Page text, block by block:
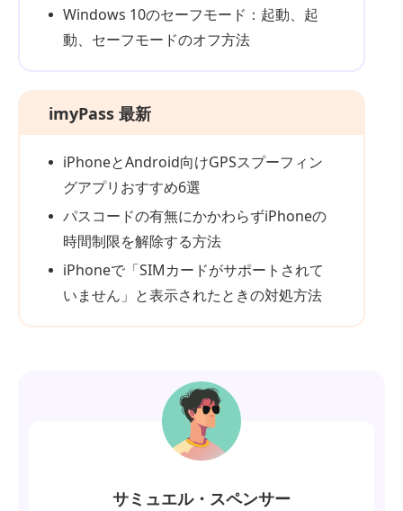
Windows 10のセーフモード：起動、起
動、セーフモードのオフ方法
imyPass 最新
iPhoneとAndroid向けGPSスプーフィン
グアプリおすすめ6選
パスコードの有無にかかわらずiPhoneの
時間制限を解除する方法
iPhoneで「SIMカードがサポートされて
いません」と表示されたときの対処方法
サミュエル・スペンサー